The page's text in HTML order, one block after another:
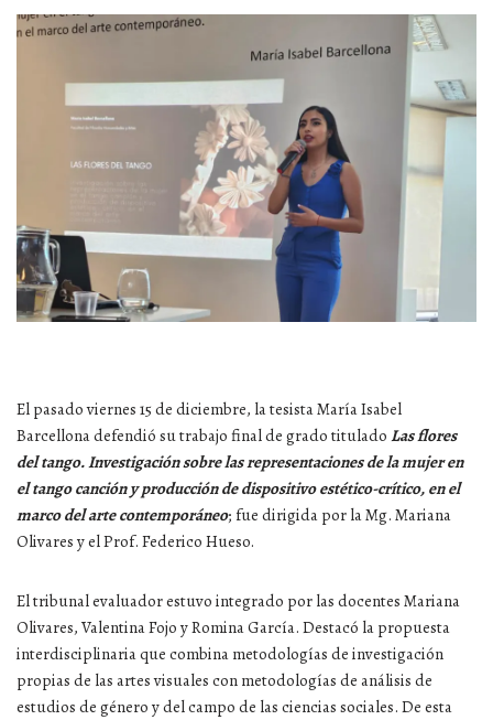
El pasado viernes 15 de diciembre, la tesista María Isabel
Barcellona defendió su trabajo final de grado titulado Las flores
del tango. Investigación sobre las representaciones de la mujer en
el tango canción y producción de dispositivo estético-crítico, en el
marco del arte contemporáneo; fue dirigida por la Mg. Mariana
Olivares y el Prof. Federico Hueso.
El tribunal evaluador estuvo integrado por las docentes Mariana
Olivares, Valentina Fojo y Romina García. Destacó la propuesta
interdisciplinaria que combina metodologías de investigación
propias de las artes visuales con metodologías de análisis de
estudios de género y del campo de las ciencias sociales. De esta